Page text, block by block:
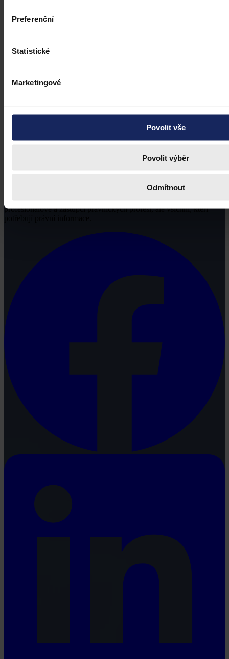
Preferenční
Statistické
Marketingové
Povolit vše
Povolit výběr
Odmítnout
profesionálové a zástupci právnických profesí, ale všichni, kteří